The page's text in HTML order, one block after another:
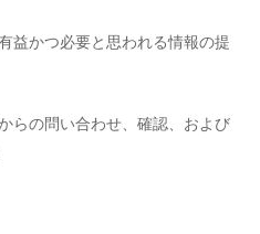
益かつ必要と思われる情報の提
らの問い合わせ、確認、および